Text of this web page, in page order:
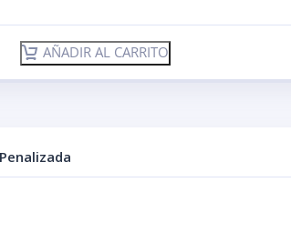
AÑADIR AL CARRITO